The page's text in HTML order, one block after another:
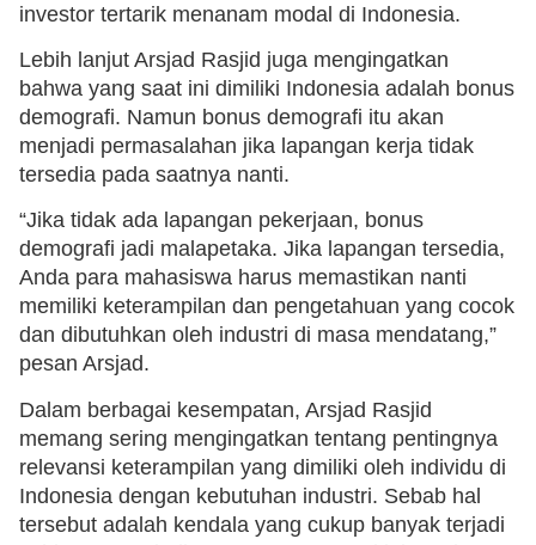
investor tertarik menanam modal di Indonesia.
Lebih lanjut Arsjad Rasjid juga mengingatkan
bahwa yang saat ini dimiliki Indonesia adalah bonus
demografi. Namun bonus demografi itu akan
menjadi permasalahan jika lapangan kerja tidak
tersedia pada saatnya nanti.
“Jika tidak ada lapangan pekerjaan, bonus
demografi jadi malapetaka. Jika lapangan tersedia,
Anda para mahasiswa harus memastikan nanti
memiliki keterampilan dan pengetahuan yang cocok
dan dibutuhkan oleh industri di masa mendatang,”
pesan Arsjad.
Dalam berbagai kesempatan, Arsjad Rasjid
memang sering mengingatkan tentang pentingnya
relevansi keterampilan yang dimiliki oleh individu di
Indonesia dengan kebutuhan industri. Sebab hal
tersebut adalah kendala yang cukup banyak terjadi